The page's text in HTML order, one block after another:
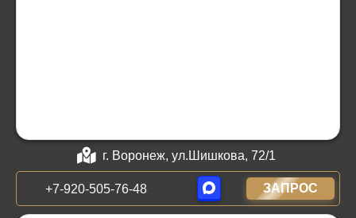
г. Воронеж, ул.Шишкова, 72/1
+7-920-505-76-48 ЗАПРОС